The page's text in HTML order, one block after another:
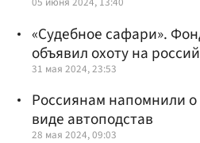
«Судебное сафари».
объявил охоту на
31 мая 2024, 23:53
Россиянам напомнили
виде автоподстав
28 мая 2024, 09:03